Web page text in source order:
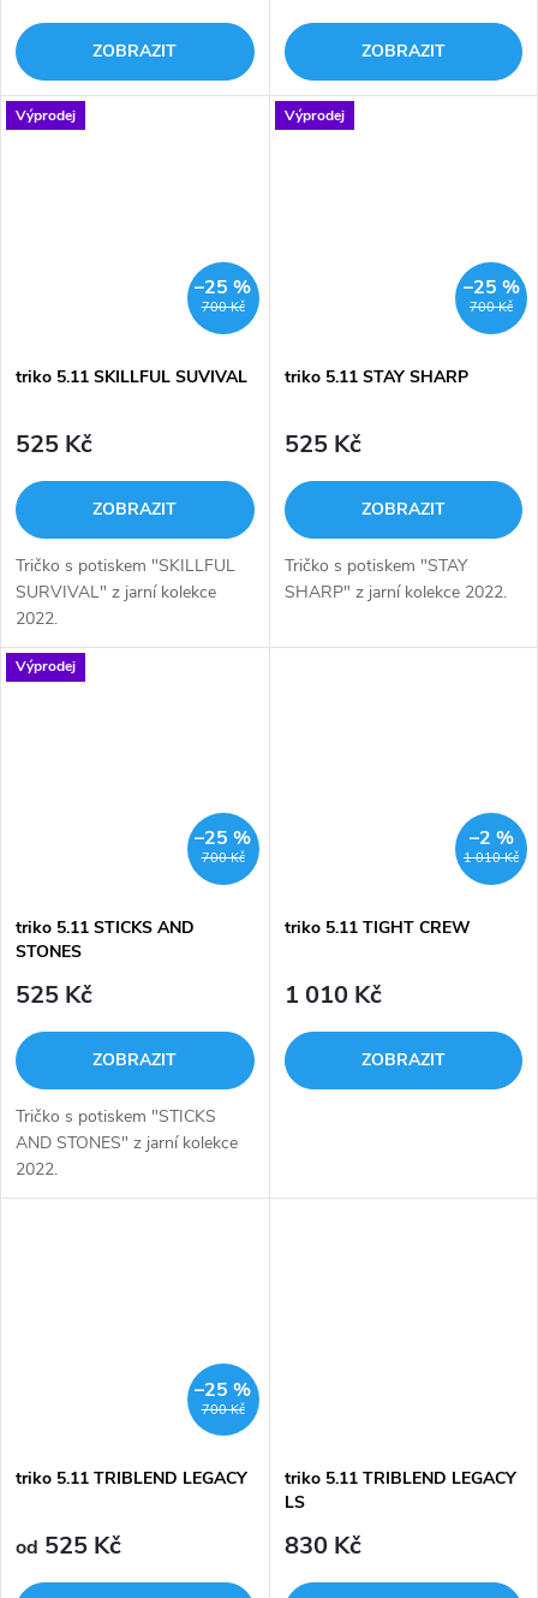
ZOBRAZIT ZOBRAZIT
Výprodej
700 Kč
–25 %
triko 5.11 SKILLFUL SUVIVAL
525 Kč
ZOBRAZIT
Tričko s potiskem "SKILLFUL
SURVIVAL" z jarní kolekce
2022.
Výprodej
700 Kč
–25 %
triko 5.11 STAY SHARP
525 Kč
ZOBRAZIT
Tričko s potiskem "STAY
SHARP" z jarní kolekce 2022.
Výprodej
700 Kč
–25 %
triko 5.11 STICKS AND
STONES
525 Kč
ZOBRAZIT
Tričko s potiskem "STICKS
AND STONES" z jarní kolekce
2022.
1 010 Kč
–2 %
triko 5.11 TIGHT CREW
1 010 Kč
ZOBRAZIT
700 Kč
–25 %
triko 5.11 TRIBLEND LEGACY
od 525 Kč
triko 5.11 TRIBLEND LEGACY
LS
830 Kč